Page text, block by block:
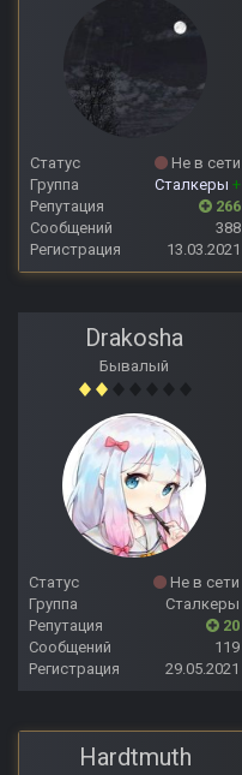
Статус
Не в сети
Группа
Сталкеры +
Репутация
266
Сообщений
388
Регистрация
13.03.2021
Drakosha
Бывалый
Статус
Не в сети
Группа
Сталкеры
Репутация
20
Сообщений
119
Регистрация
29.05.2021
Hardtmuth